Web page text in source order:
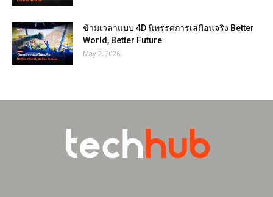
ข้ามเวลาแบบ 4D นิทรรศการเสมือนจริง Better
World, Better Future
May 2, 2026